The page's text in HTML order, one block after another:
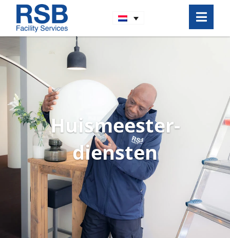
Huismeester­
diensten